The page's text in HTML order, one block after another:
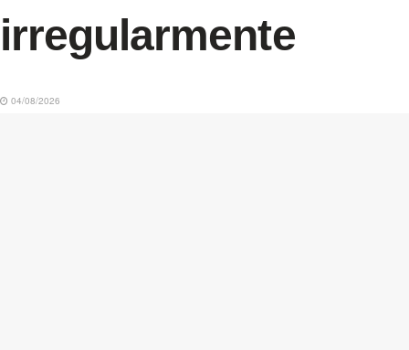
irregularmente
04/08/2026